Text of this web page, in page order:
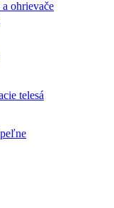
ohrievače
telesá